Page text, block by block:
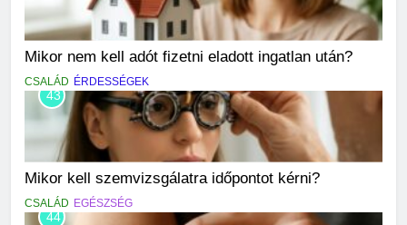
Mikor nem kell adót fizetni eladott ingatlan után?
CSALÁD ÉRDESSÉGEK
43
Mikor kell szemvizsgálatra időpontot kérni?
CSALÁD EGÉSZSÉG
44